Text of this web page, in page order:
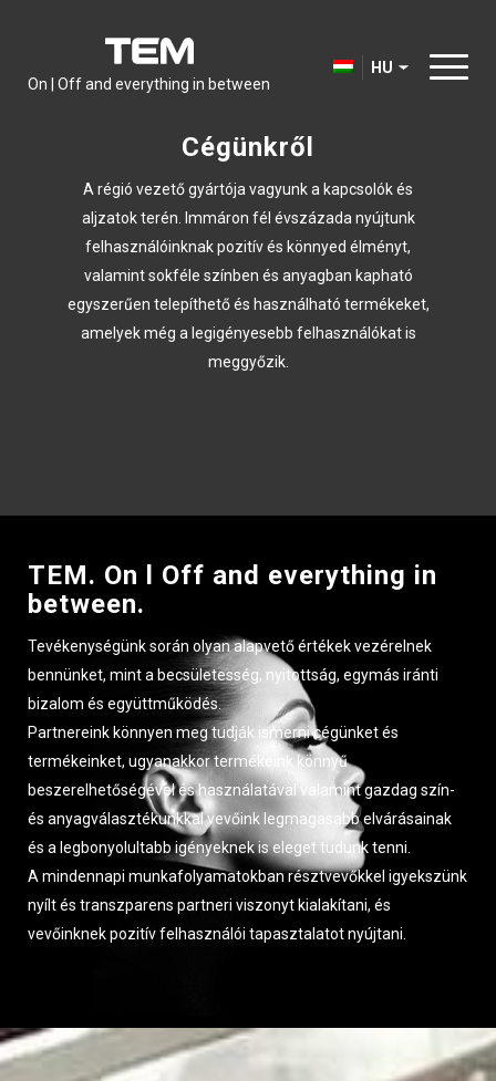
On | Off and everything in between
HU
Cégünkről
A régió vezető gyártója vagyunk a kapcsolók és
aljzatok terén. Immáron fél évszázada nyújtunk
felhasználóinknak pozitív és könnyed élményt,
valamint sokféle színben és anyagban kapható
egyszerűen telepíthető és használható termékeket,
amelyek még a legigényesebb felhasználókat is
meggyőzik.
TEM. On l Off and everything in
between.
Tevékenységünk során olyan alapvető értékek vezérelnek
bennünket, mint a becsületesség, nyitottság, egymás iránti
bizalom és együttműködés.
Partnereink könnyen meg tudják ismerni cégünket és
termékeinket, ugyanakkor termékeink könnyű
beszerelhetőségével és használatával valamint gazdag szín-
és anyagválasztékunkkal vevőink legmagasabb elvárásainak
és a legbonyolultabb igényeknek is eleget tudunk tenni.
A mindennapi munkafolyamatokban résztvevőkkel igyekszünk
nyílt és transzparens partneri viszonyt kialakítani, és
vevőinknek pozitív felhasználói tapasztalatot nyújtani.